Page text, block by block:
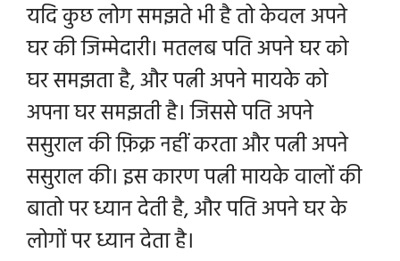
यदि कुछ लोग समझते भी है तो केवल अपने
घर की जिम्मेदारी। मतलब पति अपने घर को
घर समझता है, और पत्नी अपने मायके को
अपना घर समझती है। जिससे पति अपने
ससुराल की फ़िक्र नहीं करता और पत्नी अपने
ससुराल की। इस कारण पत्नी मायके वालों की
बातो पर ध्यान देती है, और पति अपने घर के
लोगों पर ध्यान देता है।